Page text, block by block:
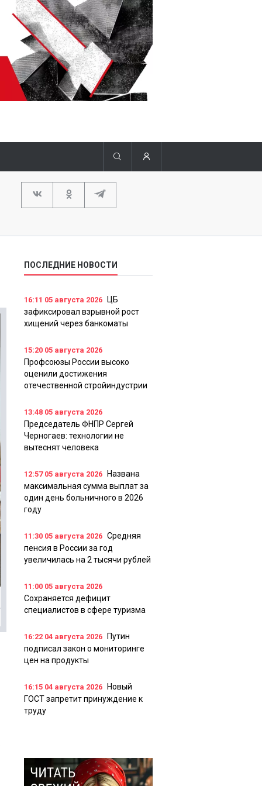
ПОСЛЕДНИЕ НОВОСТИ
16:11 05 августа 2026
ЦБ
зафиксировал взрывной рост
хищений через банкоматы
15:20 05 августа 2026
Профсоюзы России высоко
оценили достижения
отечественной стройиндустрии
13:48 05 августа 2026
Председатель ФНПР Сергей
Черногаев: технологии не
вытеснят человека
12:5705 августа 2026
Названа
максимальная сумма выплат за
один день больничного в 2026
году
11:30 05 августа 2026 Средняя
пенсия в России за год
увеличилась на 2 тысячи рублей
11:00 05 августа 2026
Сохраняется дефицит
специалистов в сфере туризма
16:22 04 августа 2026
Путин
подписал закон о мониторинге
цен на продукты
16:15 04 августа 2026
Новый
ГОСТ запретит принуждение к
труду